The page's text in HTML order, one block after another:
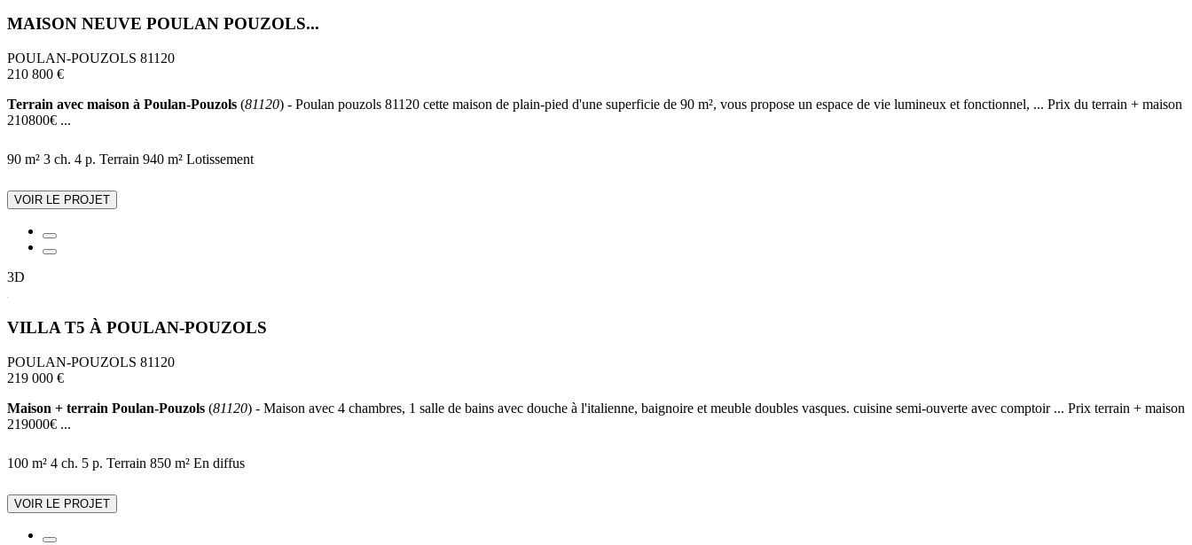
MAISON NEUVE POULAN POUZOLS...
POULAN-POUZOLS 81120
210 800 €
Terrain avec maison à Poulan-Pouzols (81120) - Poulan pouzols 81120 cette maison de plain-pied d'une superficie de 90 m², vous propose un espace de vie lumineux et fonctionnel, ... Prix du terrain + maison
210800€ ...
90 m² 3 ch. 4 p. Terrain 940 m² Lotissement
VOIR LE PROJET
3D
VILLA T5 À POULAN-POUZOLS
POULAN-POUZOLS 81120
219 000 €
Maison + terrain Poulan-Pouzols (81120) - Maison avec 4 chambres, 1 salle de bains avec douche à l'italienne, baignoire et meuble doubles vasques. cuisine semi-ouverte avec comptoir ... Prix terrain + maison
219000€ ...
100 m² 4 ch. 5 p. Terrain 850 m² En diffus
VOIR LE PROJET